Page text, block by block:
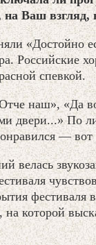
Ваш взгляд,
«Достойно
Российские
спевкой.
наш», «Да
двери...» По
—
велась
фестиваля
которой